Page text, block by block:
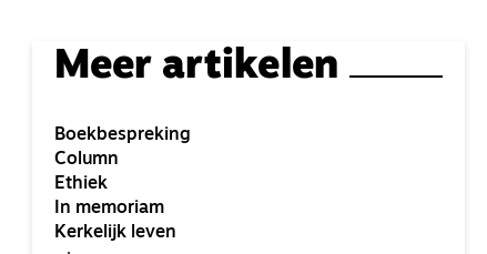
Meer artikelen
Boekbespreking
Column
Ethiek
In memoriam
Kerkelijk leven